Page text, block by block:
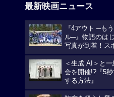
最新映画ニュース
『4アウト ─も
ル─』物語のは
写真が到着！ス
＜生成 AI＞と
会を開催!?『5
する方法』